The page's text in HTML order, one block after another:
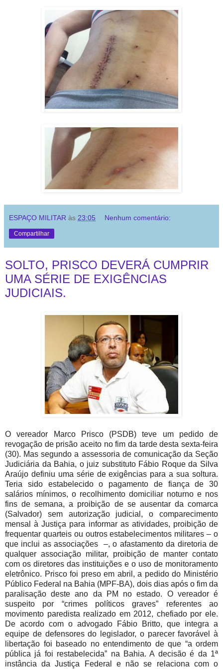
ESPAÇO MILITAR às 23:05 Nenhum comentário:
Compartilhar
SOLTO, PRISCO DEVERÁ CUMPRIR
UMA SÉRIE DE EXIGÊNCIAS
JUDICIAIS.
O vereador Marco Prisco (PSDB) teve um pedido de
revogação de prisão aceito no fim da tarde desta sexta-feira
(30). Mas segundo a assessoria de comunicação da Seção
Judiciária da Bahia, o juiz substituto Fábio Roque da Silva
Araújo definiu uma série de exigências para a sua soltura.
Teria sido estabelecido o pagamento de fiança de 30
salários mínimos, o recolhimento domiciliar noturno e nos
fins de semana, a proibição de se ausentar da comarca
(Salvador) sem autorização judicial, o comparecimento
mensal à Justiça para informar as atividades, proibição de
frequentar quarteis ou outros estabelecimentos militares – o
que inclui as associações –, o afastamento da diretoria de
qualquer associação militar, proibição de manter contato
com os diretores das instituições e o uso de monitoramento
eletrônico. Prisco foi preso em abril, a pedido do Ministério
Público Federal na Bahia (MPF-BA), dois dias após o fim da
paralisação deste ano da PM no estado. O vereador é
suspeito por “crimes políticos graves” referentes ao
movimento paredista realizado em 2012, chefiado por ele.
De acordo com o advogado Fábio Britto, que integra a
equipe de defensores do legislador, o parecer favorável à
libertação foi baseado no entendimento de que “a ordem
pública já foi restabelecida” na Bahia. A decisão é da 1ª
instância da Justiça Federal e não se relaciona com o